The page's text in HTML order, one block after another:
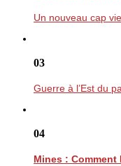
Un nouveau cap
03
Guerre à l’Est du
04
Mines : Comment